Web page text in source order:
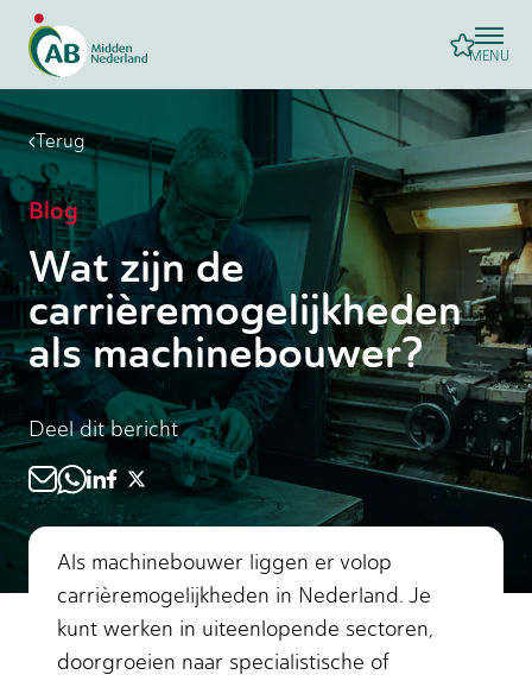
MENU
Terug
Blog
Wat zijn de
carrièremogelijkheden
als machinebouwer?
Deel dit bericht
Als machinebouwer liggen er volop
carrièremogelijkheden in Nederland. Je
kunt werken in uiteenlopende sectoren,
doorgroeien naar specialistische of